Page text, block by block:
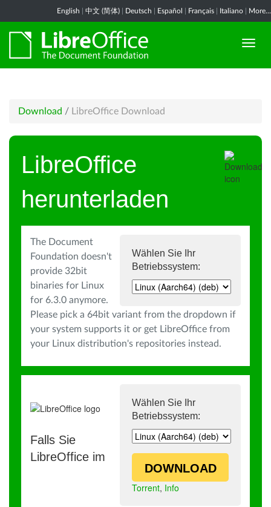
English 中文 (简体) Deutsch Español Français Italiano More...
Download / LibreOffice Download
LibreOffice
herunterladen
Wählen Sie Ihr
Betriebssystem:
The Document
Foundation doesn't
provide 32bit
binaries for Linux
for 6.3.0 anymore.
Please pick a 64bit variant from the dropdown if
your system supports it or get LibreOffice from
your Linux distribution's repositories instead.
Wählen Sie Ihr
Betriebssystem:
DOWNLOAD
Torrent, Info
Falls Sie
LibreOffice im